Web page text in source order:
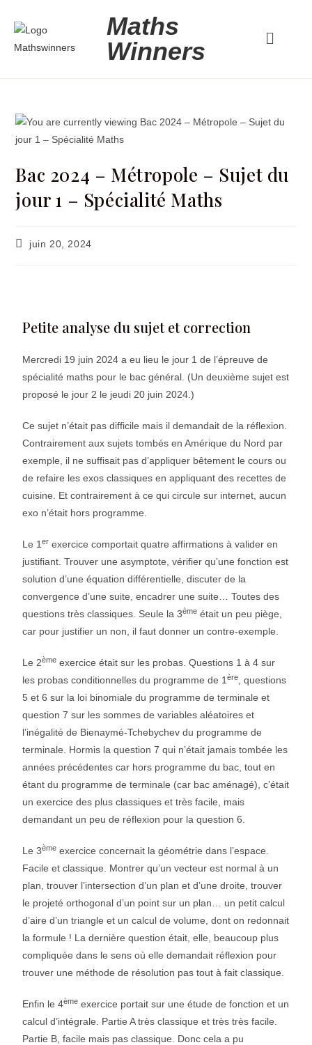
Maths
Winners
Bac 2024 – Métropole – Sujet du
jour 1 – Spécialité Maths
juin 20, 2024
Petite analyse du sujet et correction
Mercredi 19 juin 2024 a eu lieu le jour 1 de l’épreuve de
spécialité maths pour le bac général. (Un deuxième sujet est
proposé le jour 2 le jeudi 20 juin 2024.)
Ce sujet n’était pas difficile mais il demandait de la réflexion.
Contrairement aux sujets tombés en Amérique du Nord par
exemple, il ne suffisait pas d’appliquer bêtement le cours ou
de refaire les exos classiques en appliquant des recettes de
cuisine. Et contrairement à ce qui circule sur internet, aucun
exo n’était hors programme.
Le 1er exercice comportait quatre affirmations à valider en
justifiant. Trouver une asymptote, vérifier qu’une fonction est
solution d’une équation différentielle, discuter de la
convergence d’une suite, encadrer une suite… Toutes des
questions très classiques. Seule la 3ème était un peu piège,
car pour justifier un non, il faut donner un contre-exemple.
Le 2ème exercice était sur les probas. Questions 1 à 4 sur
les probas conditionnelles du programme de 1ère
, questions
5 et 6 sur la loi binomiale du programme de terminale et
question 7 sur les sommes de variables aléatoires et
l’inégalité de Bienaymé-Tchebychev du programme de
terminale. Hormis la question 7 qui n’était jamais tombée les
années précédentes car hors programme du bac, tout en
étant du programme de terminale (car bac aménagé), c’était
un exercice des plus classiques et très facile, mais
demandant un peu de réflexion pour la question 6.
Le 3ème exercice concernait la géométrie dans l’espace.
Facile et classique. Montrer qu’un vecteur est normal à un
plan, trouver l’intersection d’un plan et d’une droite, trouver
le projeté orthogonal d’un point sur un plan… un petit calcul
d’aire d’un triangle et un calcul de volume, dont on redonnait
la formule ! La dernière question était, elle, beaucoup plus
compliquée dans le sens où elle demandait réflexion pour
trouver une méthode de résolution pas tout à fait classique.
Enfin le 4ème exercice portait sur une étude de fonction et un
calcul d’intégrale. Partie A très classique et très très facile.
Partie B, facile mais pas classique. Donc cela a pu